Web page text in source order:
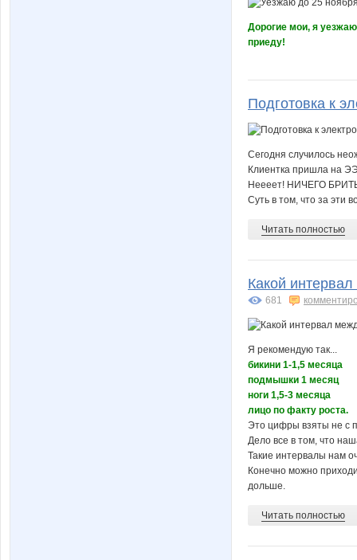
Дорогие мои, я
приеду!
Подготовка к
Сегодня случилось
Клиентка пришла на
Неееет! НИЧЕГО
Суть в том, что за эти
Читать полностью
Какой
681
Я рекомендую так...
бикини 1-1,5 месяца
подмышки 1 месяц
ноги 1,5-3 месяца
лицо по факту роста.
Это цифры взяты не с
Дело все в том, что
Такие интервалы нам
Конечно можно
дольше.
Читать полностью